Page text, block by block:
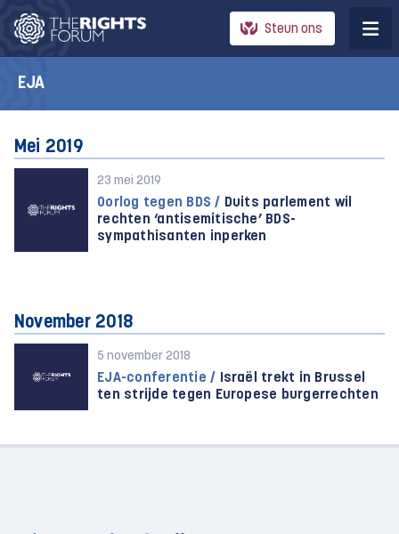
Steun ons
EJA
Mei 2019
23 mei 2019
Oorlog tegen BDS / Duits parlement wil
rechten ‘antisemitische’ BDS-
sympathisanten inperken
November 2018
5 november 2018
EJA-conferentie / Israël trekt in Brussel
ten strijde tegen Europese burgerrechten